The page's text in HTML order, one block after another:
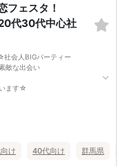
す。特に指定がない場合
フェスタ！
代30代中心社
会人BIGパーティー
敵な出会い
ます☆
け 40代向け 群馬県